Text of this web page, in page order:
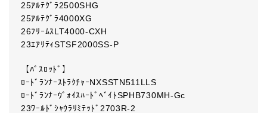
25ｱﾙﾃｸﾞﾗ2500SHG
25ｱﾙﾃｸﾞﾗ4000XG
26ﾌﾘｰﾑｽLT4000-CXH
23ｴｱﾘﾃｨSTSF2000SS-P
【ﾊﾞｽﾛｯﾄﾞ】
ﾛｰﾄﾞﾗﾝﾅｰｽﾄﾗｸﾁｬｰNXSSTN511LLS
ﾛｰﾄﾞﾗﾝﾅｰｳﾞｫｲｽﾊｰﾄﾞﾍﾞｲﾄSPHB730MH-Gc
23ﾜｰﾙﾄﾞｼｬｳﾗﾘﾐﾃｯﾄﾞ2703R-2